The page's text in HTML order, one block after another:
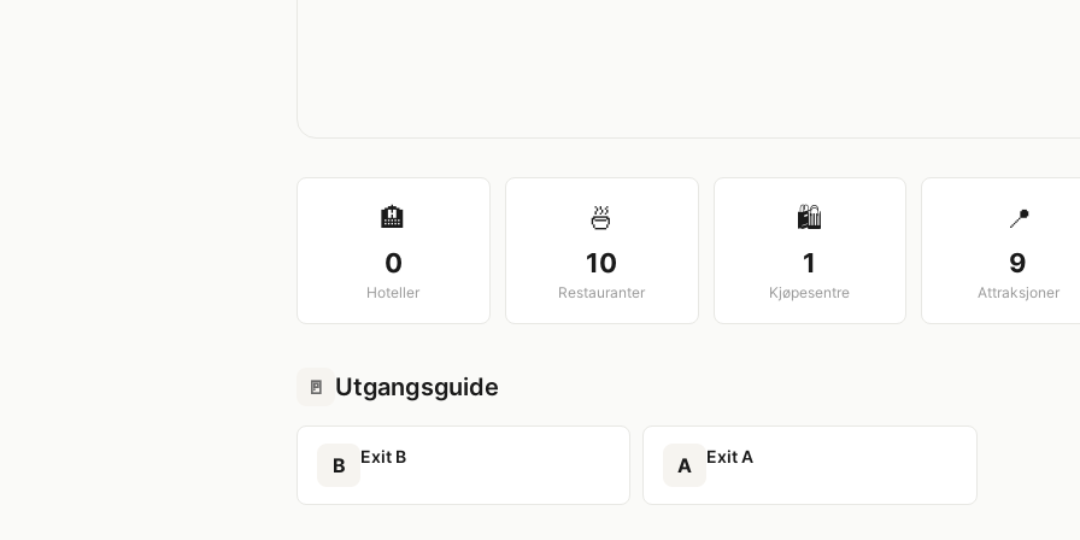
🏨
0
Hoteller
🍜
10
Restauranter
🛍️
1
Kjøpesentre
📍
9
Attraksjoner
🚪 Utgangsguide
B Exit B A Exit A